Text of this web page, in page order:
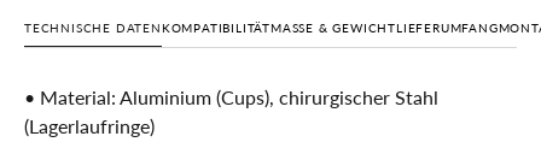
TECHNISCHE DATEN KOMPATIBILITÄTMASSE & GEWICHTLIEFERUMFANG
• Material: Aluminium (Cups), chirurgischer Stahl
(Lagerlaufringe)